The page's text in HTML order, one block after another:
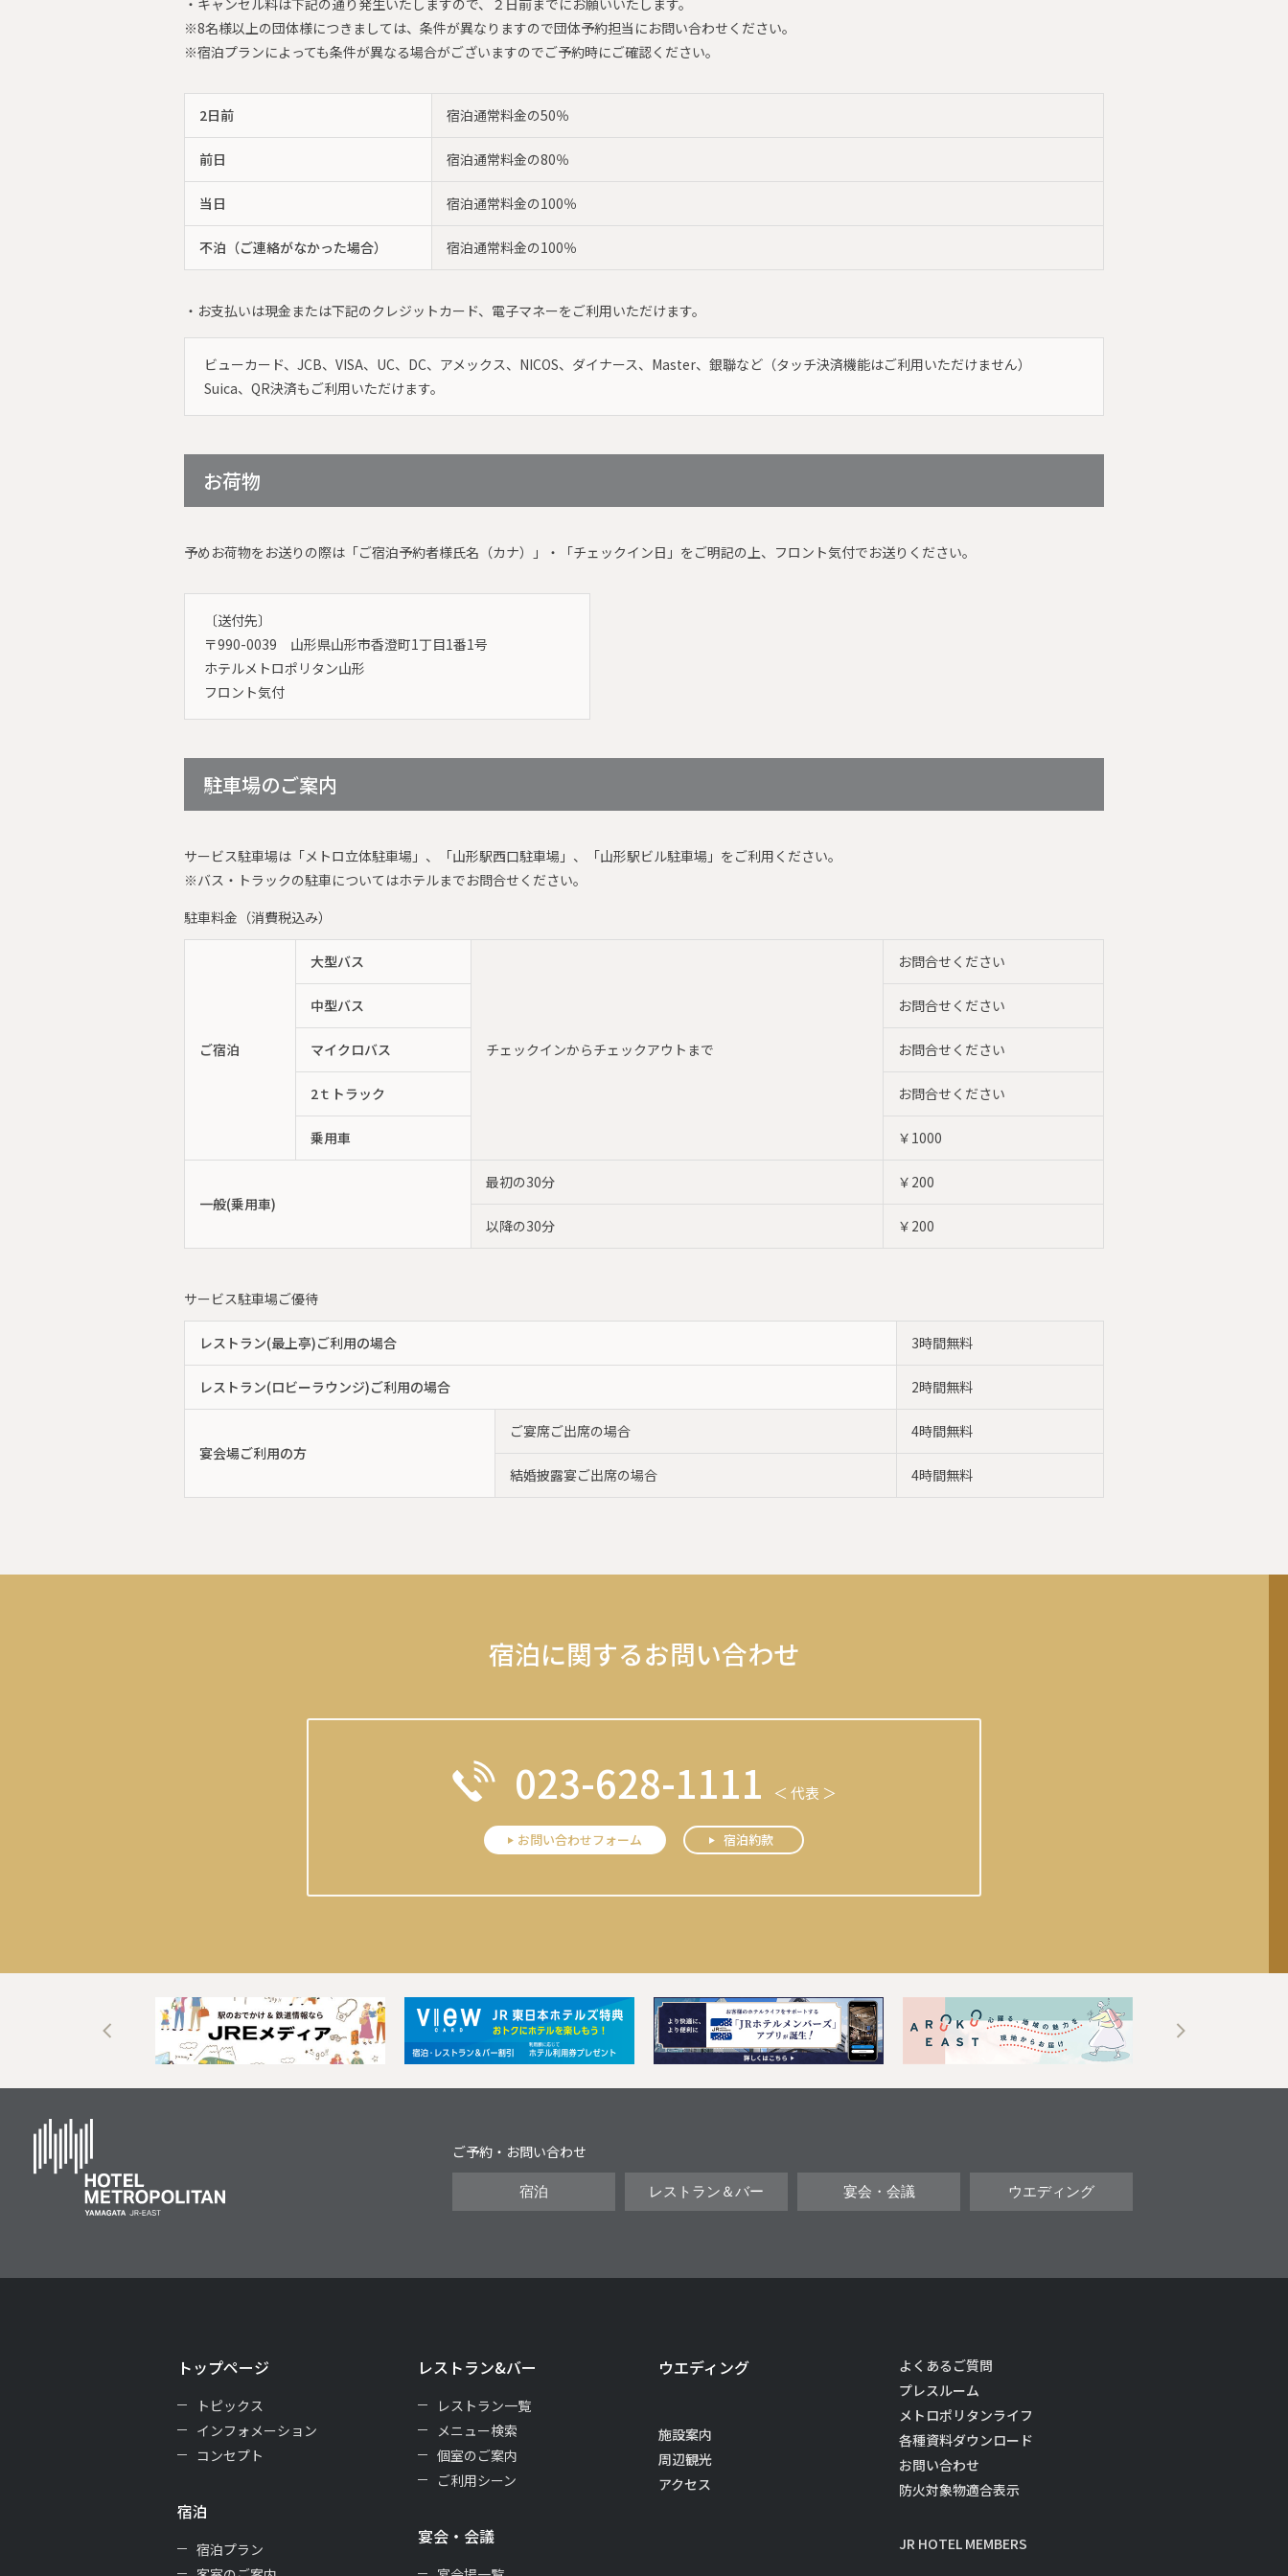
・キャンセル料は下記の通り発生いたしますので、２日前までにお願いいたします。
※8名様以上の団体様につきましては、条件が異なりますので団体予約担当にお問い合わせください。
※宿泊プランによっても条件が異なる場合がございますのでご予約時にご確認ください。
2日前 宿泊通常料金の50％
前日 宿泊通常料金の80％
当日 宿泊通常料金の100％
不泊（ご連絡がなかった場合） 宿泊通常料金の100％
・お支払いは現金または下記のクレジットカード、電子マネーをご利用いただけます。
ビューカード、JCB、VISA、UC、DC、アメックス、NICOS、ダイナース、Master、銀聯など（タッチ決済機能はご利用いただけません）
Suica、QR決済もご利用いただけます。
お荷物
予めお荷物をお送りの際は「ご宿泊予約者様氏名（カナ）」・「チェックイン日」をご明記の上、フロント気付でお送りください。
〔送付先〕
〒990-0039 山形県山形市香澄町1丁目1番1号
ホテルメトロポリタン山形
フロント気付
駐車場のご案内
サービス駐車場は「メトロ立体駐車場」、「山形駅西口駐車場」、「山形駅ビル駐車場」をご利用ください。
※バス・トラックの駐車についてはホテルまでお問合せください。
駐車料金（消費税込み）
ご宿泊
大型バス
チェックインからチェックアウトまで
お問合せください
中型バス お問合せください
マイクロバス お問合せください
2ｔトラック お問合せください
乗用車 ￥1000
一般(乗用車)
最初の30分 ￥200
以降の30分 ￥200
サービス駐車場ご優待
レストラン(最上亭)ご利用の場合 3時間無料
レストラン(ロビーラウンジ)ご利用の場合 2時間無料
宴会場ご利用の方
ご宴席ご出席の場合 4時間無料
結婚披露宴ご出席の場合 4時間無料
宿泊に関するお問い合わせ
023-628-1111 ＜ 代表 ＞
お問い合わせフォーム 宿泊約款
Next
ご予約・お問い合わせ
宿泊 レストラン＆バー 宴会・会議 ウエディング
トップページ
トピックス
インフォメーション
コンセプト
宿泊
宿泊プラン
レストラン&バー
レストラン一覧
メニュー検索
個室のご案内
ご利用シーン
宴会・会議
ウエディング
施設案内
周辺観光
アクセス
よくあるご質問
プレスルーム
メトロポリタンライフ
各種資料ダウンロード
お問い合わせ
防火対象物適合表示
JR HOTEL MEMBERS